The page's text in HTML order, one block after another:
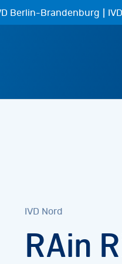
Berlin-Brandenburg |
IVD Nord
RAin